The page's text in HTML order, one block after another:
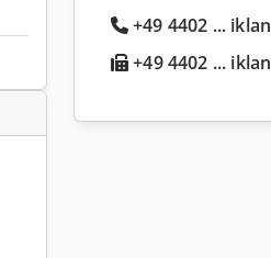
+49 4402 ... iklan
+49 4402 ... iklan